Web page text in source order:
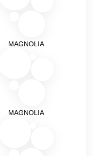
MAGNOLIA
MAGNOLIA